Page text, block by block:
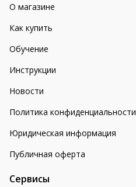
О магазине
Как купить
Обучение
Инструкции
Новости
Политика конфиденциальности
Юридическая информация
Публичная оферта
Сервисы